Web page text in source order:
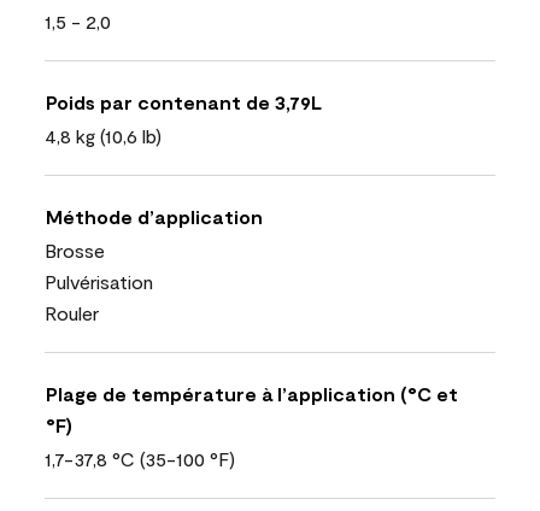
1,5 - 2,0
Poids par contenant de 3,79L
4,8 kg (10,6 lb)
Méthode d’application
Brosse
Pulvérisation
Rouler
Plage de température à l’application (°C et
°F)
1,7-37,8 °C (35-100 °F)